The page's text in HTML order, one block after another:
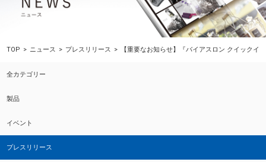
TOP ニュース プレスリリース 【重要なお知らせ】『バイアスロン クイックイ
全カテゴリー
製品
イベント
プレスリリース